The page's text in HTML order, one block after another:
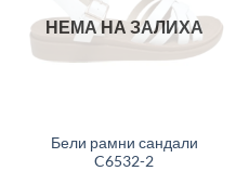
НЕМА НА ЗАЛИХА
Бели рамни сандали
C6532-2